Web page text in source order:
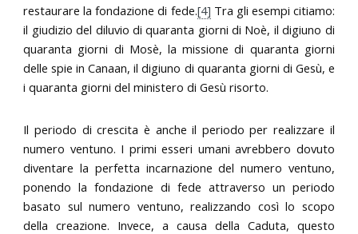
restaurare la fondazione di fede.[4] Tra gli esempi citiamo:
il giudizio del diluvio di quaranta giorni di Noè, il digiuno di
quaranta giorni di Mosè, la missione di quaranta giorni
delle spie in Canaan, il digiuno di quaranta giorni di Gesù, e
i quaranta giorni del ministero di Gesù risorto.
Il periodo di crescita è anche il periodo per realizzare il
numero ventuno. I primi esseri umani avrebbero dovuto
diventare la perfetta incarnazione del numero ventuno,
ponendo la fondazione di fede attraverso un periodo
basato sul numero ventuno, realizzando così lo scopo
della creazione. Invece, a causa della Caduta, questo